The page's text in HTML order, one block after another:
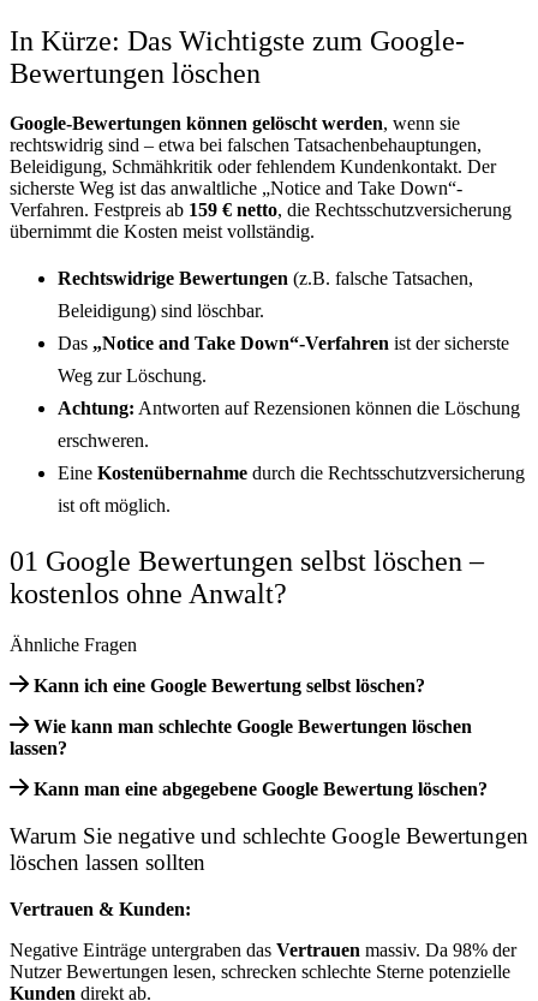
In Kürze: Das Wichtigste zum Google-
Bewertungen löschen
Google-Bewertungen können gelöscht werden, wenn sie
rechtswidrig sind – etwa bei falschen Tatsachenbehauptungen,
Beleidigung, Schmähkritik oder fehlendem Kundenkontakt. Der
sicherste Weg ist das anwaltliche „Notice and Take Down“-
Verfahren. Festpreis ab 159 € netto, die Rechtsschutzversicherung
übernimmt die Kosten meist vollständig.
Rechtswidrige Bewertungen (z.B. falsche Tatsachen,
Beleidigung) sind löschbar.
Das „Notice and Take Down“-Verfahren ist der sicherste
Weg zur Löschung.
Achtung: Antworten auf Rezensionen können die Löschung
erschweren.
Eine Kostenübernahme durch die Rechtsschutzversicherung
ist oft möglich.
01 Google Bewertungen selbst löschen –
kostenlos ohne Anwalt?
Ähnliche Fragen
Kann ich eine Google Bewertung selbst löschen?
Wie kann man schlechte Google Bewertungen löschen
lassen?
Kann man eine abgegebene Google Bewertung löschen?
Warum Sie negative und schlechte Google Bewertungen
löschen lassen sollten
Vertrauen & Kunden:
Negative Einträge untergraben das Vertrauen massiv. Da 98% der
Nutzer Bewertungen lesen, schrecken schlechte Sterne potenzielle
Kunden direkt ab.